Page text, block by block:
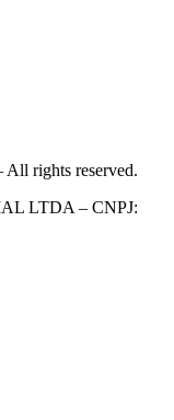
All rights reserved.
LTDA – CNPJ: